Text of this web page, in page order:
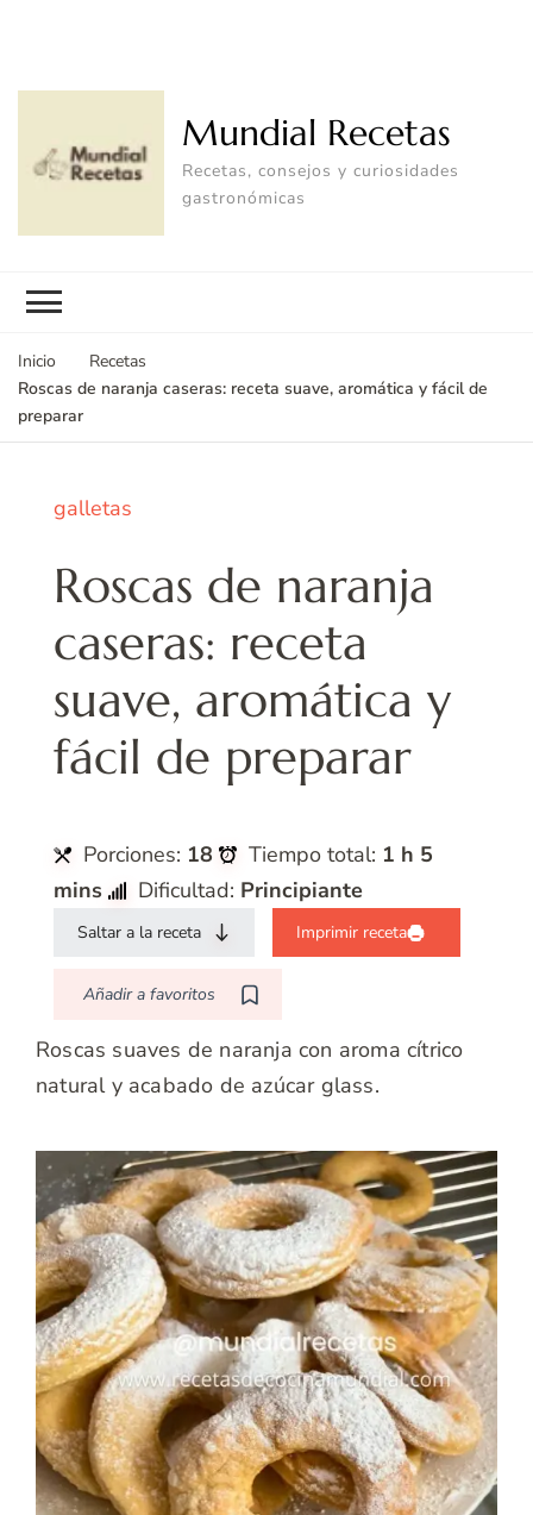
Mundial Recetas
Recetas, consejos y curiosidades
gastronómicas
Inicio
Recetas
Roscas de naranja caseras: receta suave, aromática y fácil de
preparar
galletas
Roscas de naranja
caseras: receta
suave, aromática y
fácil de preparar
Porciones: 18 Tiempo total: 1 h 5
mins
Dificultad: Principiante
Saltar a la receta Imprimir receta
Añadir a favoritos
Roscas suaves de naranja con aroma cítrico
natural y acabado de azúcar glass.